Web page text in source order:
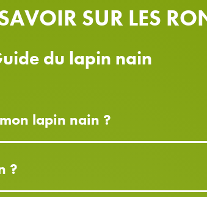
SUR LES
du lapin nain
lapin nain ?
?